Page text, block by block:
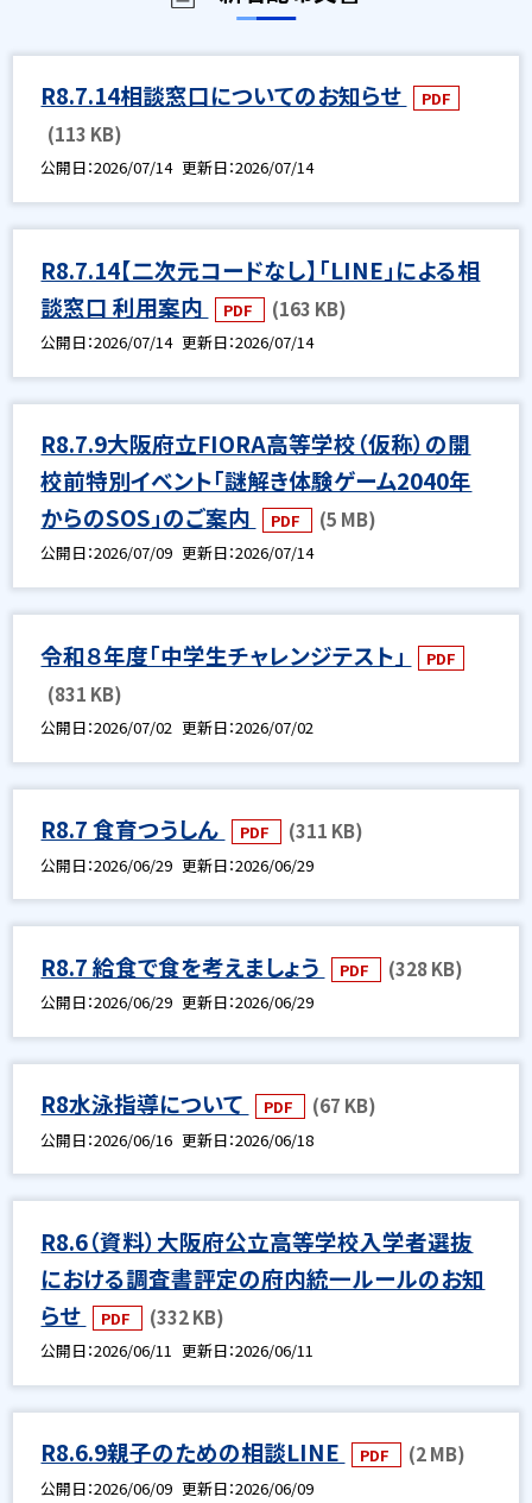
R8.7.14相談窓口についてのお知らせ PDF
(113 KB)
公開日 2026/07/14 更新日 2026/07/14
R8.7.14【二次元コードなし】「LINE」による相
談窓口 利用案内
PDF (163 KB)
公開日 2026/07/14 更新日 2026/07/14
R8.7.9大阪府立FIORA高等学校（仮称）の開
校前特別イベント「謎解き体験ゲーム2040年
からのSOS」のご案内
PDF (5 MB)
公開日 2026/07/09 更新日 2026/07/14
令和８年度「中学生チャレンジテスト」 PDF
(831 KB)
公開日 2026/07/02 更新日 2026/07/02
R8.7 食育つうしん PDF (311 KB)
公開日 2026/06/29 更新日 2026/06/29
R8.7 給食で食を考えましょう PDF (328 KB)
公開日 2026/06/29 更新日 2026/06/29
R8水泳指導について PDF (67 KB)
公開日 2026/06/16 更新日 2026/06/18
R8.6（資料）大阪府公立高等学校入学者選抜
における調査書評定の府内統一ルールのお知
らせ
PDF (332 KB)
公開日 2026/06/11 更新日 2026/06/11
R8.6.9親子のための相談LINE PDF (2 MB)
公開日 2026/06/09 更新日 2026/06/09